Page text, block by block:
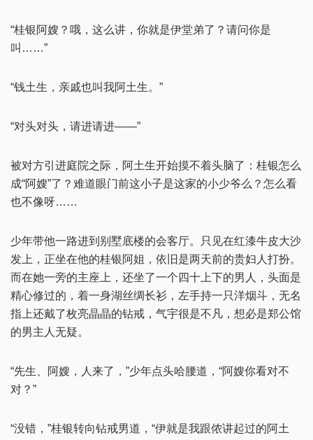
“桂银阿嫂？哦，这么讲，你就是伊堂弟了？请问你是
叫……”
“钱土生，亲戚也叫我阿土生。”
“对头对头，请进请进——”
被对方引进庭院之际，阿土生开始摸不着头脑了：桂银怎么
成“阿嫂”了？难道眼门前这小子是这家的小少爷么？怎么看
也不像呀……
少年带他一路进到别墅底楼的会客厅。只见在红漆牛皮大沙
发上，正坐在他的桂银阿姐，依旧是两天前的贵妇人打扮。
而在她一旁的主座上，还坐了一个四十上下的男人，头面是
精心修过的，着一身湖丝绸长衫，左手持一只洋烟斗，无名
指上还戴了枚亮晶晶的钻戒，气宇很是不凡，想必是郑公馆
的男主人无疑。
“先生、阿嫂，人来了，”少年点头哈腰道，“阿嫂你看对不
对？”
“没错，”桂银转向钻戒男道，“伊就是我跟侬讲起过的阿土